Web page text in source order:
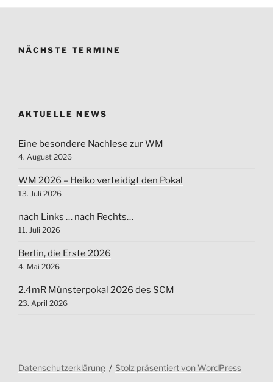
NÄCHSTE TERMINE
AKTUELLE NEWS
Eine besondere Nachlese zur WM
4. August 2026
WM 2026 – Heiko verteidigt den Pokal
13. Juli 2026
nach Links … nach Rechts…
11. Juli 2026
Berlin, die Erste 2026
4. Mai 2026
2.4mR Münsterpokal 2026 des SCM
23. April 2026
Datenschutzerklärung Stolz präsentiert von WordPress